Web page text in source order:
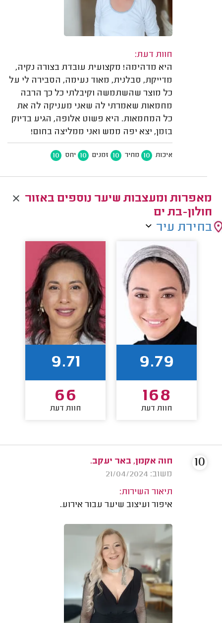
חוות דעת:
היא מדהימה! מקצועית עובדת בצורה נקיה,
מדייקת, סבלנית, מאוד נעימה, הסבירה לי על
כל מוצר שהשתמשה וקיבלתי כל כך הרבה
מחמאות שאמרתי לה שאני מעניקה לה את
כל המחמאות. היא פשוט אלופה, הגיע בדיוק
בזמן, יצא יפה ממש ואני ממליצה בחום!
איכות 10 מחיר 10 זמנים 10 יחס 10
מאפרות ומעצבות שיער נוספים באזור
חולון-בת ים
בחירת עיר
9.79
168
חוות דעת
9.71
66
חוות דעת
חוה אקמן, באר יעקב.
משוב: 21/04/2024
תיאור השירות:
איפור ועיצוב שיער עבור אירוע.
10